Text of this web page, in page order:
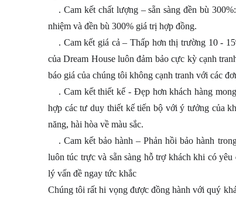
. Cam kết chất lượng – sẵn sàng đền bù
nhiệm và đền bù 300% giá trị hợp đồng.
. Cam kết giá cả – Thấp hơn thị trường 10 -
của Dream House luôn đảm bảo cực kỳ cạnh
báo giá của chúng tôi không cạnh tranh với các
. Cam kết thiết kế - Đẹp hơn khách hàng
hợp các tư duy thiết kế tiến bộ với ý tưởng của
năng, hài hòa về màu sắc.
. Cam kết bảo hành – Phản hồi bảo hành
luôn túc trực và sẵn sàng hỗ trợ khách khi có
lý vấn đề ngay tức khắc
Chúng tôi rất hi vọng được đồng hành với quý